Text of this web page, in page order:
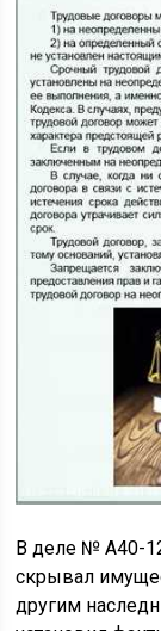
В деле № А40-
скрывал
другим